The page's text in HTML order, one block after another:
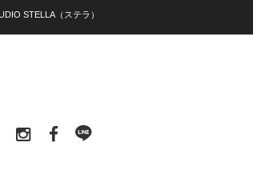
STELLA（ステラ）